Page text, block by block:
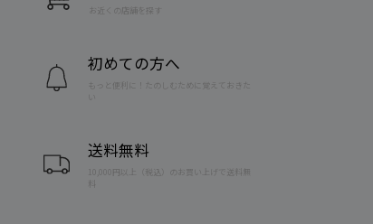
お近くの店舗を探す
初めての方へ
もっと便利に！たのしむために覚えておきた
送料無料
10,000円以上（税込）のお買い上げで送料無
料